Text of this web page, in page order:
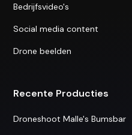
Bedrijfsvideo's
Social media content
Drone beelden
Recente Producties
Droneshoot Malle's Bumsbar